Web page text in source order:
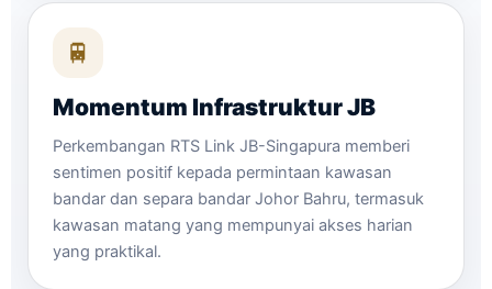
🚆
Momentum Infrastruktur JB
Perkembangan RTS Link JB-Singapura memberi
sentimen positif kepada permintaan kawasan
bandar dan separa bandar Johor Bahru, termasuk
kawasan matang yang mempunyai akses harian
yang praktikal.